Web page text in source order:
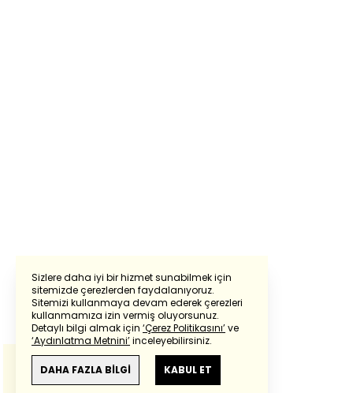
Sizlere daha iyi bir hizmet sunabilmek için
sitemizde çerezlerden faydalanıyoruz.
Sitemizi kullanmaya devam ederek çerezleri
kullanmamıza izin vermiş oluyorsunuz.
Detaylı bilgi almak için ‘Çerez Politikasını’ve
‘Aydınlatma Metnini’inceleyebilirsiniz.
DAHA FAZLA BİLGİ KABUL ET
Powered by Translate
Bu çevirideGoogle Transletekullanılmıştır.
Anlam ve çeviri hatalarından
haberturk.com
sorumlu değildir.